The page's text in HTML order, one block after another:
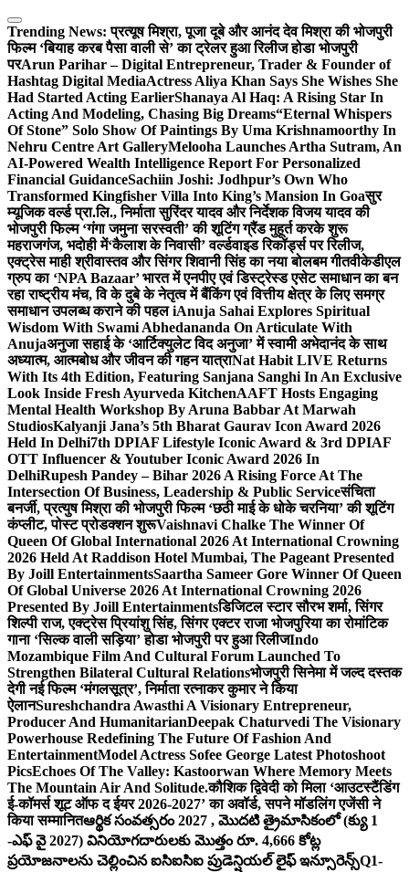
Skip
to
content
Trending News: प्रत्यूष मिश्रा, पूजा दूबे और आनंद देव मिश्रा की भोजपुरी
फिल्म ‘बियाह करब पैसा वाली से’ का ट्रेलर हुआ रिलीज होडा भोजपुरी
परArun Parihar – Digital Entrepreneur, Trader & Founder of
Hashtag Digital MediaActress Aliya Khan Says She Wishes She
Had Started Acting EarlierShanaya Al Haq: A Rising Star In
Acting And Modeling, Chasing Big Dreams“Eternal Whispers
Of Stone” Solo Show Of Paintings By Uma Krishnamoorthy In
Nehru Centre Art GalleryMelooha Launches Artha Sutram, An
AI-Powered Wealth Intelligence Report For Personalized
Financial GuidanceSachiin Joshi: Jodhpur’s Own Who
Transformed Kingfisher Villa Into King’s Mansion In Goaसुर
म्यूजिक वर्ल्ड प्रा.लि., निर्माता सुरिंदर यादव और निर्देशक विजय यादव की
भोजपुरी फिल्म ‘गंगा जमुना सरस्वती’ की शूटिंग ग्रैंड मुहूर्त करके शुरू
महराजगंज, भदोही में‘कैलाश के निवासी’ वर्ल्डवाइड रिकॉर्ड्स पर रिलीज,
एक्ट्रेस माही श्रीवास्तव और सिंगर शिवानी सिंह का नया बोलबम गीतवीकेडीएल
ग्रुप का ‘NPA Bazaar’ भारत में एनपीए एवं डिस्ट्रेस्ड एसेट समाधान का बन
रहा राष्ट्रीय मंच, वि के दुबे के नेतृत्व में बैंकिंग एवं वित्तीय क्षेत्र के लिए समग्र
समाधान उपलब्ध कराने की पहल iAnuja Sahai Explores Spiritual
Wisdom With Swami Abhedananda On Articulate With
Anujaअनुजा सहाई के ‘आर्टिक्युलेट विद अनुजा’ में स्वामी अभेदानंद के साथ
अध्यात्म, आत्मबोध और जीवन की गहन यात्राNat Habit LIVE Returns
With Its 4th Edition, Featuring Sanjana Sanghi In An Exclusive
Look Inside Fresh Ayurveda KitchenAAFT Hosts Engaging
Mental Health Workshop By Aruna Babbar At Marwah
StudiosKalyanji Jana’s 5th Bharat Gaurav Icon Award 2026
Held In Delhi7th DPIAF Lifestyle Iconic Award & 3rd DPIAF
OTT Influencer & Youtuber Iconic Award 2026 In
DelhiRupesh Pandey – Bihar 2026 A Rising Force At The
Intersection Of Business, Leadership & Public Serviceसंचिता
बनर्जी, प्रत्युष मिश्रा की भोजपुरी फिल्म ‘छठी माई के धोके चरनिया’ की शूटिंग
कंप्लीट, पोस्ट प्रोडक्शन शुरूVaishnavi Chalke The Winner Of
Queen Of Global International 2026 At International Crowning
2026 Held At Raddison Hotel Mumbai, The Pageant Presented
By Joill EntertainmentsSaartha Sameer Gore Winner Of Queen
Of Global Universe 2026 At International Crowning 2026
Presented By Joill Entertainmentsडिजिटल स्टार सौरभ शर्मा, सिंगर
शिल्पी राज, एक्ट्रेस प्रियांशु सिंह, सिंगर एक्टर राजा भोजपुरिया का रोमांटिक
गाना ‘सिल्क वाली सड़िया’ होडा भोजपुरी पर हुआ रिलीजIndo
Mozambique Film And Cultural Forum Launched To
Strengthen Bilateral Cultural Relationsभोजपुरी सिनेमा में जल्द दस्तक
देगी नई फिल्म ‘मंगलसूत्र’, निर्माता रत्नाकर कुमार ने किया
ऐलानSureshchandra Awasthi A Visionary Entrepreneur,
Producer And HumanitarianDeepak Chaturvedi The Visionary
Powerhouse Redefining The Future Of Fashion And
EntertainmentModel Actress Sofee George Latest Photoshoot
PicsEchoes Of The Valley: Kastoorwan Where Memory Meets
The Mountain Air And Solitude.कौशिक द्विवेदी को मिला ‘आउटस्टैंडिंग
ई-कॉमर्स शूट ऑफ द ईयर 2026-2027’ का अवॉर्ड, सपने मॉडलिंग एजेंसी ने
किया सम्मानितఆర్థిక సంవత్సరం 2027 , మొదటి త్రైమాసికంలో (క్యు 1
-ఎఫ్ వై 2027) వినియోగదారులకు మొత్తం రూ. 4,666 కోట్ల
ప్రయోజనాలను చెల్లించిన ఐసిఐసిఐ ప్రుడెన్షియల్ లైఫ్ ఇన్సూరెన్స్Q1-